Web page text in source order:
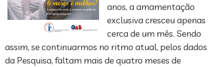
anos, a amamentação
exclusiva cresceu apenas
cerca de um mês. Sendo
assim, se continuarmos no ritmo atual, pelos dados
da Pesquisa, faltam mais de quatro meses de